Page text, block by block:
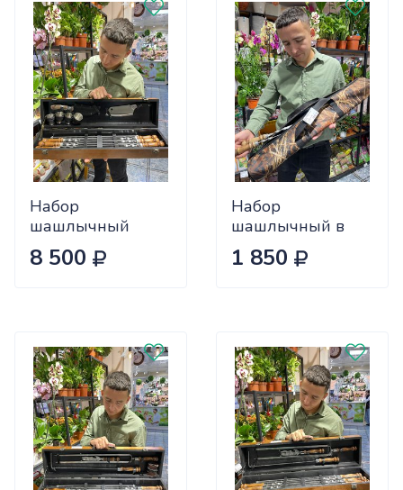
Набор
шашлычный
ПОДАРОЧНЫЙ в
деревянном
8 500
Набор
шашлычный в
тубусе эконом
(камуфляж) 6
1 850